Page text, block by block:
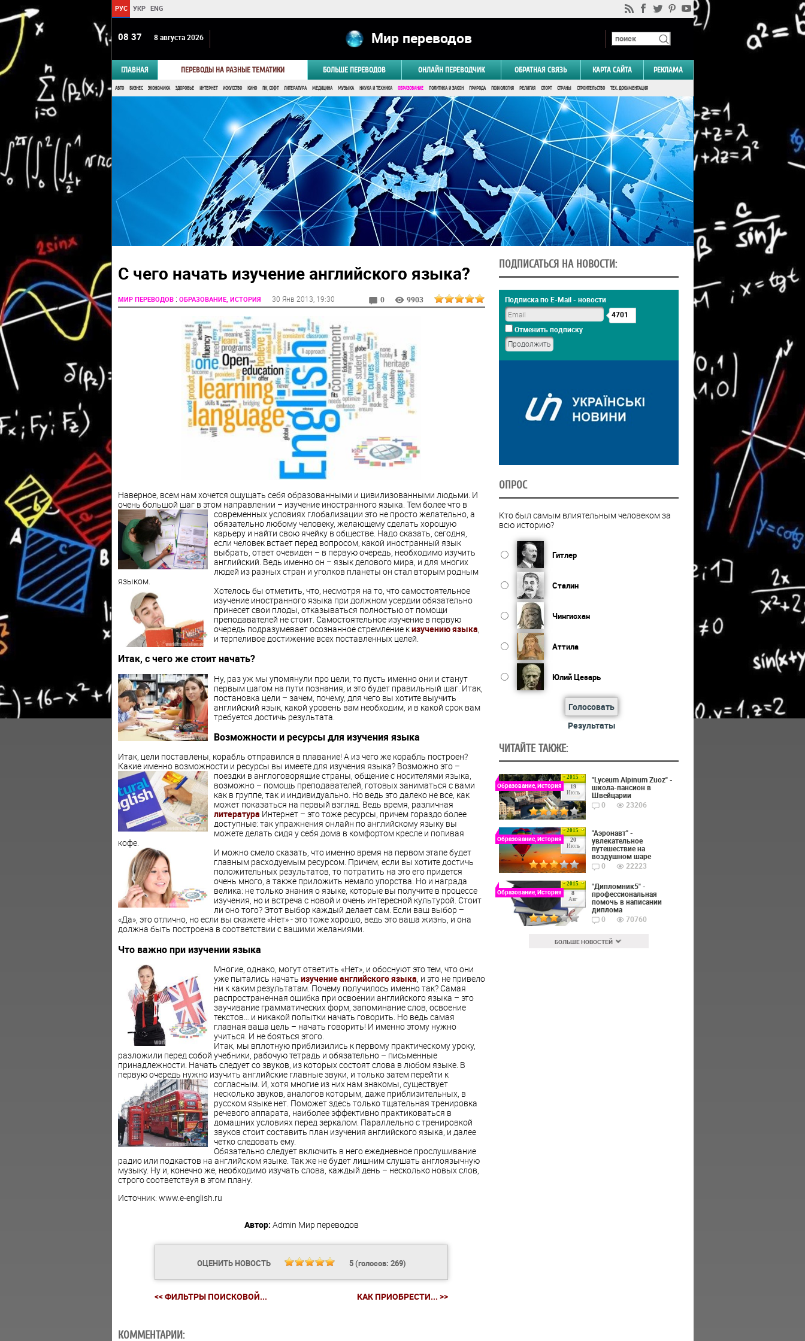
РУС УКР ENG
08 37 8 августа 2026 Мир переводов
ГЛАВНАЯ ПЕРЕВОДЫ НА РАЗНЫЕ ТЕМАТИКИ БОЛЬШЕ ПЕРЕВОДОВ ОНЛАЙН ПЕРЕВОДЧИК ОБРАТНАЯ СВЯЗЬ КАРТА САЙТА РЕКЛАМА
АВТО БИЗНЕС ЭКОНОМИКА ЗДОРОВЬЕ ИНТЕРНЕТ ИСКУССТВО КИНО ПК, СОФТ ЛИТЕРАТУРА МЕДИЦИНА МУЗЫКА НАУКА И ТЕХНИКА ОБРАЗОВАНИЕ ПОЛИТИКА И ЗАКОН ПРИРОДА ПСИХОЛОГИЯ РЕЛИГИЯ СПОРТ СТРАНЫ СТРОИТЕЛЬСТВО ТЕХ. ДОКУМЕНТАЦИЯ
С чего начать изучение английского языка?
МИР ПЕРЕВОДОВ: ОБРАЗОВАНИЕ, ИСТОРИЯ 30 Янв 2013 , 19:30 0 9903
Наверное, всем нам хочется ощущать себя образованными и цивилизованными людьми. И
очень большой шаг в этом направлении – изучение иностранного языка. Тем более что в
современных условиях глобализации это не просто желательно, а
обязательно любому человеку, желающему сделать хорошую
карьеру и найти свою ячейку в обществе. Надо сказать, сегодня,
если человек встает перед вопросом, какой иностранный язык
выбрать, ответ очевиден – в первую очередь, необходимо изучить
английский. Ведь именно он – язык делового мира, и для многих
людей из разных стран и уголков планеты он стал вторым родным
языком.
Хотелось бы отметить, что, несмотря на то, что самостоятельное
изучение иностранного языка при должном усердии обязательно
принесет свои плоды, отказываться полностью от помощи
преподавателей не стоит. Самостоятельное изучение в первую
очередь подразумевает осознанное стремление кизучению языка
и терпеливое достижение всех поставленных целей.
Итак, с чего же стоит начать?
Ну, раз уж мы упомянули про цели, то пусть именно они и станут
первым шагом на пути познания, и это будет правильный шаг. Итак,
постановка цели – зачем, почему, для чего вы хотите выучить
английский язык, какой уровень вам необходим, и в какой срок вам
требуется достичь результата.
Возможности и ресурсы для изучения языка
Итак, цели поставлены, корабль отправился в плавание! А из чего же корабль построен?
Какие именно возможности и ресурсы вы имеете для изучения языка? Возможно это –
поездки в англоговорящие страны, общение с носителями языка,
возможно – помощь преподавателей, готовых заниматься с вами
как в группе, так и индивидуально. Но ведь это далеко не все, как
может показаться на первый взгляд. Ведь время, различная
литература Интернет – это тоже ресурсы, причем гораздо более
доступные: так упражнения онлайн по английскому языку вы
можете делать сидя у себя дома в комфортом кресле и попивая
кофе.
И можно смело сказать, что именно время на первом этапе будет
главным расходуемым ресурсом. Причем, если вы хотите достичь
положительных результатов, то потратить на это его придется
очень много, а также приложить немало упорства. Но и награда
велика: не только знания о языке, которые вы получите в процессе
изучения, но и встреча с новой и очень интересной культурой. Стоит
ли оно того? Этот выбор каждый делает сам. Если ваш выбор –
«Да», это отлично, но если вы скажете «Нет» - это тоже хорошо, ведь это ваша жизнь, и она
должна быть построена в соответствии с вашими желаниями.
Что важно при изучении языка
Многие, однако, могут ответить «Нет», и обоснуют это тем, что они
уже пытались начать изучение английского языка, и это не привело
ни к каким результатам. Почему получилось именно так? Самая
распространенная ошибка при освоении английского языка – это
заучивание грамматических форм, запоминание слов, освоение
текстов… и никакой попытки начать говорить. Но ведь самая
главная ваша цель – начать говорить! И именно этому нужно
учиться. И не бояться этого.
Итак, мы вплотную приблизились к первому практическому уроку,
разложили перед собой учебники, рабочую тетрадь и обязательно – письменные
принадлежности. Начать следует со звуков, из которых состоят слова в любом языке. В
первую очередь нужно изучить английские главные звуки, и только затем перейти к
согласным. И, хотя многие из них нам знакомы, существует
несколько звуков, аналогов которым, даже приблизительных, в
русском языке нет. Поможет здесь только тщательная тренировка
речевого аппарата, наиболее эффективно практиковаться в
домашних условиях перед зеркалом. Параллельно с тренировкой
звуков стоит составить план изучения английского языка, и далее
четко следовать ему.
Обязательно следует включить в него ежедневное прослушивание
радио или подкастов на английском языке. Так же не будет лишним слушать англоязычную
музыку. Ну и, конечно же, необходимо изучать слова, каждый день – несколько новых слов,
строго соответствуя в этом плану.
Источник: www.e-english.ru
Автор: Admin Мир переводов
ОЦЕНИТЬ НОВОСТЬ 5(голосов: 269)
<< ФИЛЬТРЫ ПОИСКОВОЙ... КАК ПРИОБРЕСТИ... >>
КОММЕНТАРИИ:
ПОДПИСАТЬСЯ НА НОВОСТИ:
Подписка по E-Mail - новости
4701
Отменить подписку
ОПРОС
Кто был самым влиятельным человеком за
всю историю?
Гитлер
Сталин
Чингисхан
Аттила
Юлий Цезарь
Голосовать
Результаты
ЧИТАЙТЕ ТАКЖЕ:
2015
19
Июль
Образование, История
"Lyceum Alpinum Zuoz" -
школа-пансион в
Швейцарии
0
23206
2015
20
Июль
Образование, История
"Аэронавт" -
увлекательное
путешествие на
воздушном шаре
0
22223
2015
8
Авг
Образование, История
"Дипломник5" -
профессиональная
помочь в написании
диплома
0
70760
БОЛЬШЕ НОВОСТЕЙ